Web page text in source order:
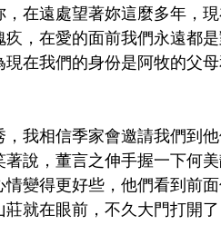
在遠處望著妳這麼多年，
，在愛的面前我們永遠都
在我們的身份是阿牧的父
我相信季家會邀請我們到
說，董言之伸手握一下何
變得更好些，他們看到前
就在眼前，不久大門打開